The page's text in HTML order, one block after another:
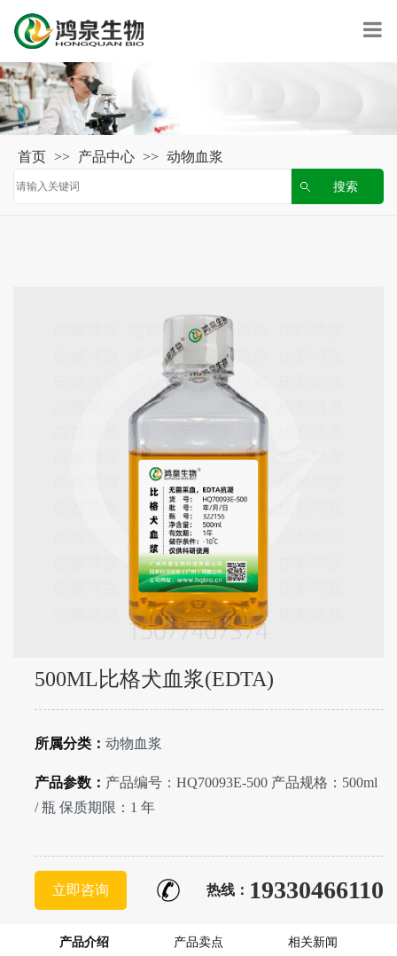
首页 >> 产品中心 >> 动物血浆
500ML比格犬血浆(EDTA)
所属分类： 动物血浆
产品参数： 产品编号：HQ70093E-500 产品规格：500ml
/ 瓶 保质期限：1 年
立即咨询 热线： 19330466110
产品介绍 产品卖点 相关新闻